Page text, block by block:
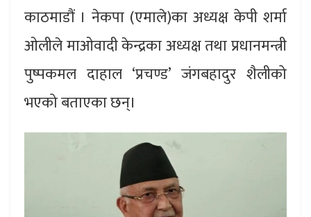
काठमाडौं । नेकपा (एमाले)का अध्यक्ष केपी शर्मा
ओलीले माओवादी केन्द्रका अध्यक्ष तथा प्रधानमन्त्री
पुष्पकमल दाहाल ‘प्रचण्ड’ जंगबहादुर शैलीको
भएको बताएका छन्।